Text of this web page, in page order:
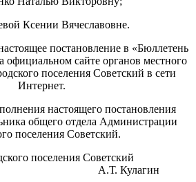
Ксении Вячеславовне.
постановление в «Бюллетень
сайте органов местного
поселения Советский в сети
Интернет.
настоящего постановления
общего отдела Администрации
поселения Советский.
поселения Советский
Кулагин